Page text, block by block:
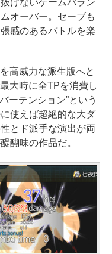
オーバー。セーブも
感のあるバトルを楽
高威力な派生版へと
大時に全TPを消費し
ーテンション”という
使えば超絶的な大ダ
とド派手な演出が両
醐味の作品だ。